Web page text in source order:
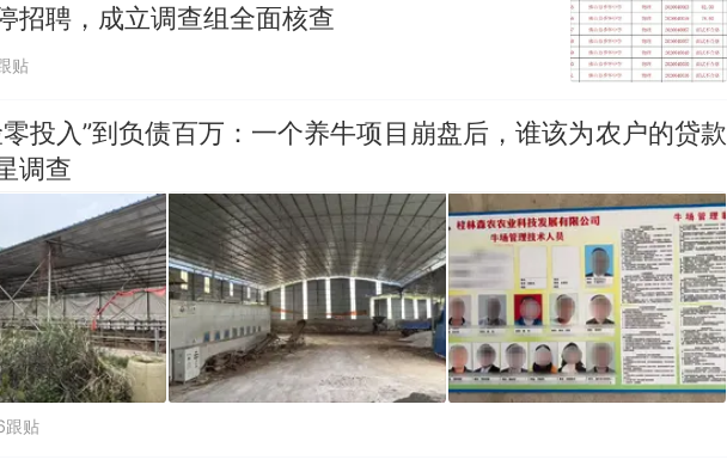
那个在床头放菜刀的女孩，因老师一句“跟我回家”改写了人生
招聘，成立调查组全面核查
贴
零投入”到负债百万：一个养牛项目崩盘后，谁该为农户的贷款
调查
跟贴